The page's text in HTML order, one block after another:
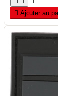
 Ajouter au